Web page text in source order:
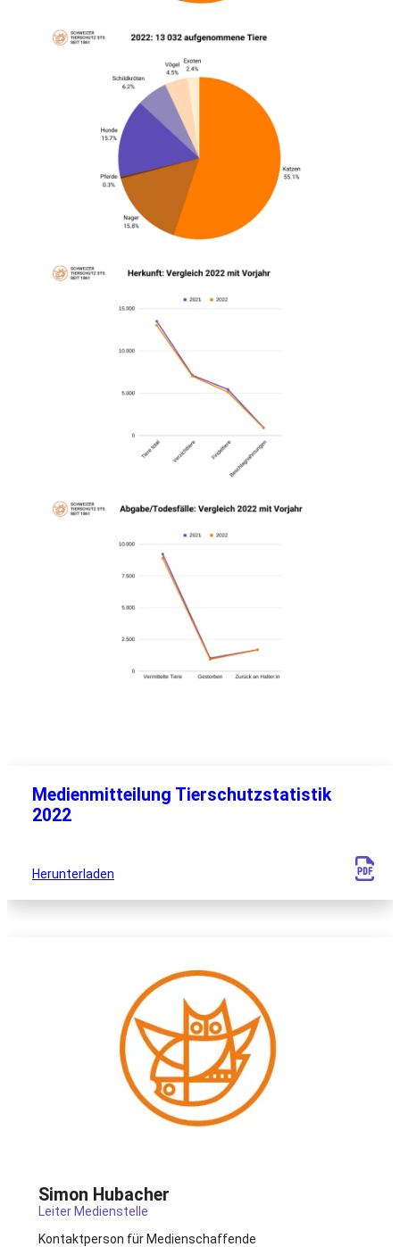
Medienmitteilung Tierschutzstatistik
2022
Herunterladen
Simon Hubacher
Leiter Medienstelle
Kontaktperson für Medienschaffende